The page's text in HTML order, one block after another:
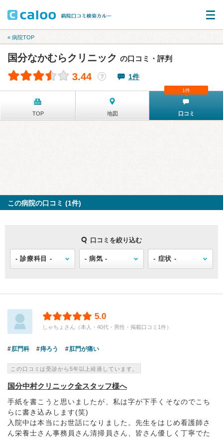
« 病院TOP
国分なかむらクリニック の口コミ・評判
3.44 ？ 1件
TOP 地図 口コミ
1件
この病院の口コミ (1件)
口コミを絞り込む
5.0
しゃちょさん（本人・40代・男性・掲載口コミ1件）
肛門科 痔ろう 肛門が痛い
この口コミは受診から5年以上経過しています。
国分中村クリニック全スタッフ様へ
手紙を書こうと思いましたが、私は字が下手くそなのでこち
らに書き込みします(笑)
入院中は本当にお世話になりました。先生をはじめ看護師さ
ん栄養士さん事務員さん清掃員さん、皆さん優しく丁寧でた